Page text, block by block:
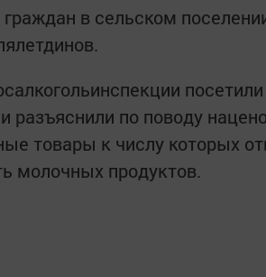
в сельском
разъяснили по поводу
товары к числу которых
молочных продуктов.